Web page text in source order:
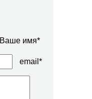
Ваше имя*
email*